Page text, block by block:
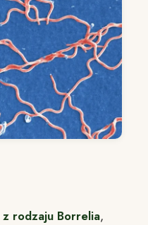
rodzaju Borrelia,